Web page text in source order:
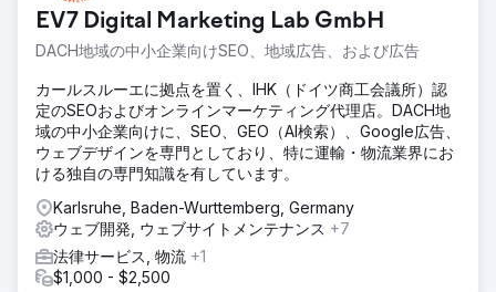
品ページの URL 構造の問題により、リダイレクトとサーバー
の問題が発生し、インデックス作成の問題が発生しました。
ソリューション
前述の課題を克服するために、次のソリューションが実装さ
れました。 テクニカル SEO : SEO Yodha は、Robots.txt フ
ァイル、スキーマ、サイトマップ、パンくずリストの最適化
の更新などの技術的な修正を実行しました。ページ上の最適
化 FAQ スキーマ実装 コンテンツ ギャップ分析
結果
SEO Yodha は 6 か月間にわたり、Metro Shoes がオーガニ
ック チャネルを通じて収益を向上させるのに貢献しました。
EV7 Digital Marketing Lab GmbH
DACH地域の中小企業向けSEO、地域広告、および広告
カールスルーエに拠点を置く、IHK（ドイツ商工会議所）認
定のSEOおよびオンラインマーケティング代理店。DACH地
域の中小企業向けに、SEO、GEO（AI検索）、Google広告、
ウェブデザインを専門としており、特に運輸・物流業界にお
ける独自の専門知識を有しています。
Karlsruhe, Baden-Wurttemberg, Germany
ウェブ開発, ウェブサイトメンテナンス +7
法律サービス, 物流 +1
$1,000 - $2,500